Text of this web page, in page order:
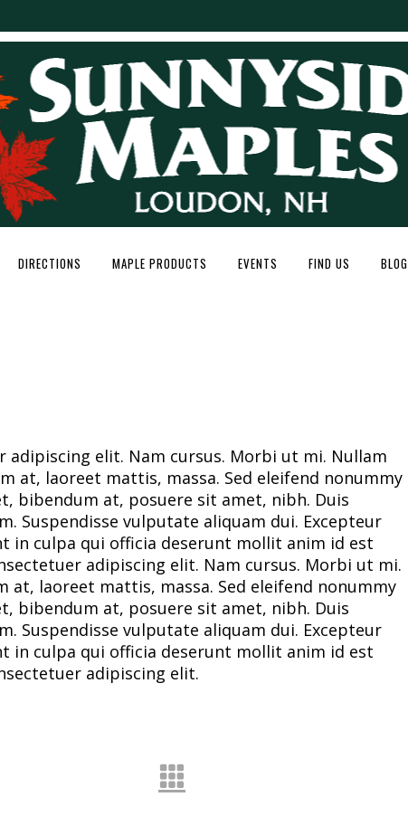
DIRECTIONS MAPLE PRODUCTS EVENTS FIND US BLOG
elit. Nam cursus. Morbi ut mi. Nullam
at, laoreet mattis, massa. Sed eleifend nonummy
bibendum at, posuere sit amet, nibh. Duis
Suspendisse vulputate aliquam dui. Excepteur
in culpa qui officia deserunt mollit anim id est
adipiscing elit. Nam cursus. Morbi ut mi.
at, laoreet mattis, massa. Sed eleifend nonummy
bibendum at, posuere sit amet, nibh. Duis
Suspendisse vulputate aliquam dui. Excepteur
in culpa qui officia deserunt mollit anim id est
adipiscing elit.